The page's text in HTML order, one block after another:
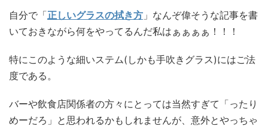
自分で「正しいグラスの拭き方 」なんぞ偉そうな記事を書
いておきながら何をやってるんだ私はぁぁぁぁ！！！
特にこのような細いステム(しかも手吹きグラス)にはご法
度である。
バーや飲食店関係者の方々にとっては当然すぎて「ったり
めーだろ」と思われるかもしれませんが、意外とやっちゃ